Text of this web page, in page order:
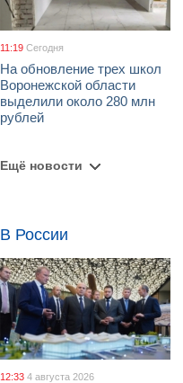
11:19 Сегодня
На обновление трех школ
Воронежской области
выделили около 280 млн
рублей
Ещё новости
В России
12:33 4 августа 2026